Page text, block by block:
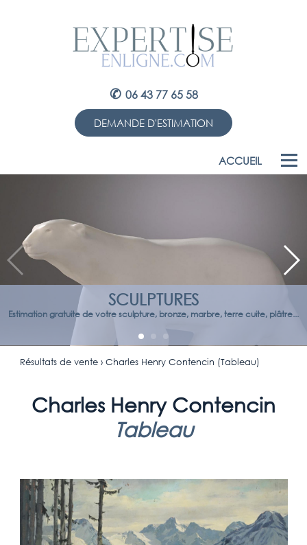
✆ 06 43 77 65 58
DEMANDE D'ESTIMATION
ACCUEIL
SCULPTURES
Estimation gratuite de votre sculpture, bronze, marbre, terre cuite, plâtre...
Résultats de vente› Charles Henry Contencin (Tableau)
Charles Henry Contencin
Tableau